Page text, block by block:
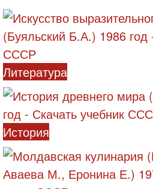
Литература
История